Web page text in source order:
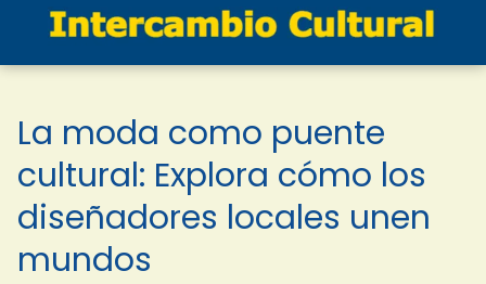
La moda como puente
cultural: Explora cómo los
diseñadores locales unen
mundos